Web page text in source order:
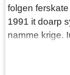
folgen
1991 it doarp
namme krige.
en
hearde,